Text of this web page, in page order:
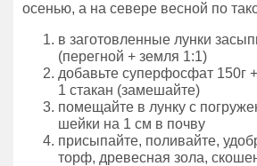
осенью, а на севере весной по
в заготовленные лунки
(перегной + земля 1:1)
добавьте суперфосфат 150г
1 стакан (замешайте)
помещайте в лунку с
шейки на 1 см в почву
присыпайте, поливайте,
торф, древесная зола,